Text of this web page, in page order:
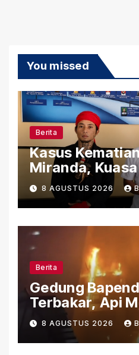
You missed
Berita
Kasus
Miranda,
Ungkap
yang Belum
8 AGUSTUS 2026
Berita
Gedung
Terbakar, Api
dari Bagian
8 AGUSTUS 2026